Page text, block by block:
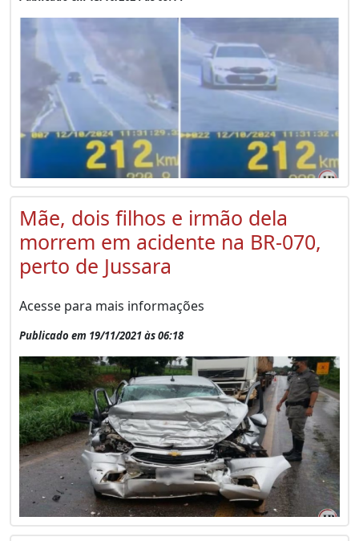
Mãe, dois filhos e irmão dela
morrem em acidente na BR-070,
perto de Jussara
Acesse para mais informações
Publicado em 19/11/2021 às 06:18